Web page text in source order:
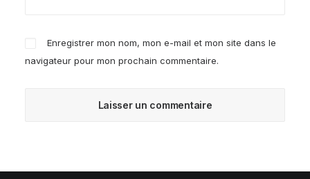
Enregistrer mon nom, mon e-mail et mon site dans le
navigateur pour mon prochain commentaire.